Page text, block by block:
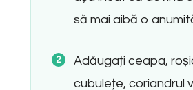
să mai aibă o
Adăugați ceapa,
cubulețe, coriandrul